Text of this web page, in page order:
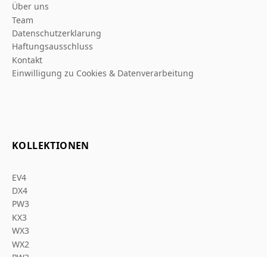
Über uns
Team
Datenschutzerklarung
Haftungsausschluss
Kontakt
Einwilligung zu Cookies & Datenverarbeitung
KOLLEKTIONEN
EV4
DX4
PW3
KX3
WX3
WX2